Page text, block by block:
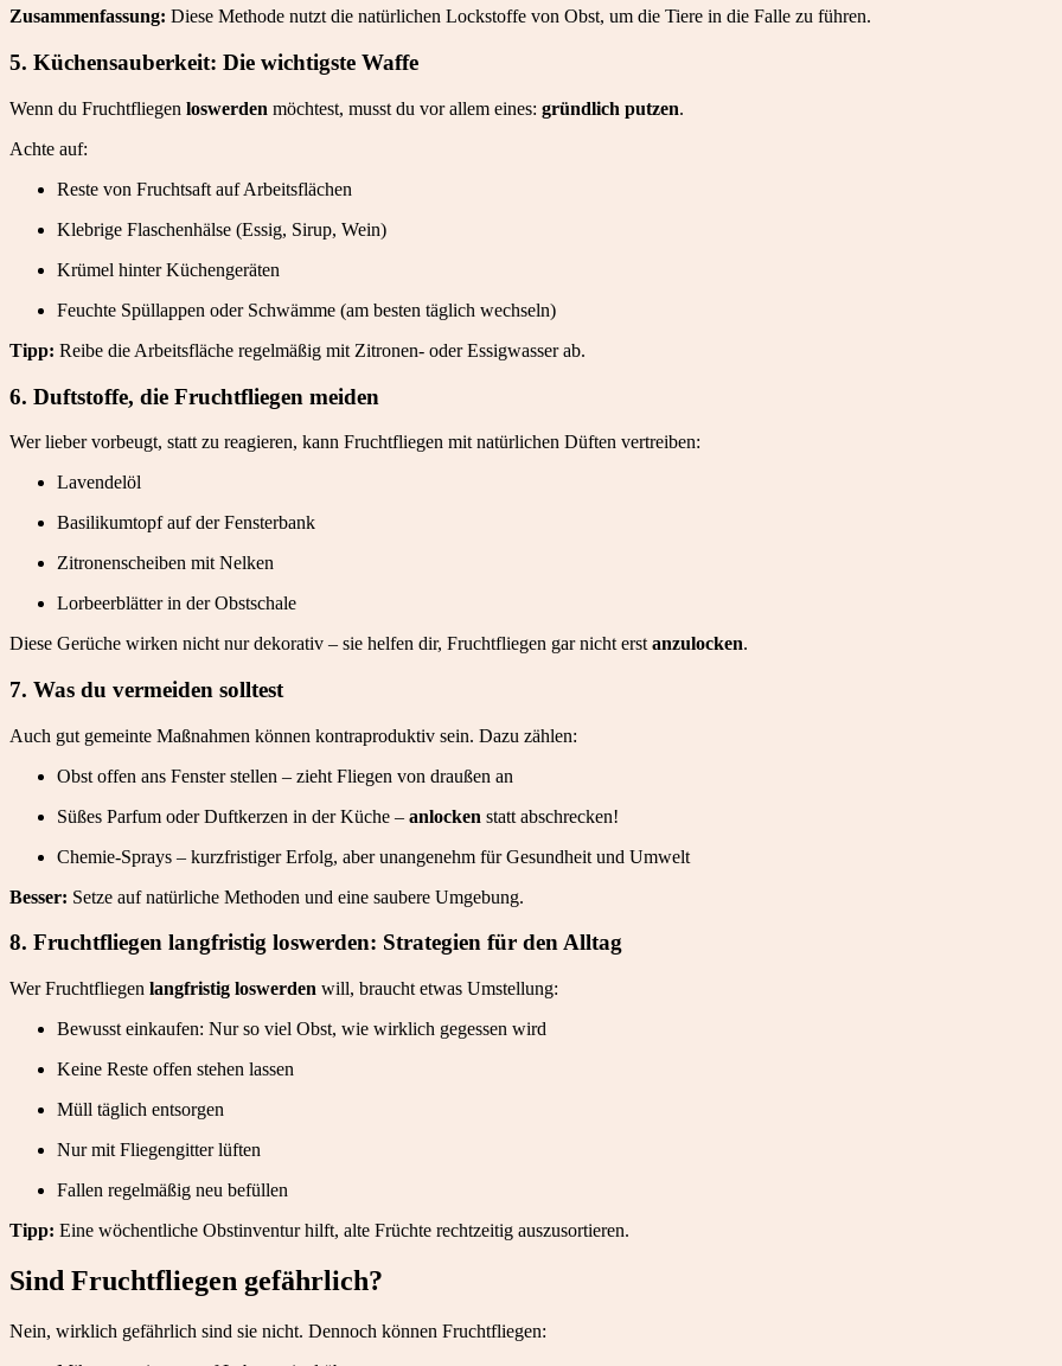
Zusammenfassung: Diese Methode nutzt die natürlichen Lockstoffe von Obst, um die Tiere in die Falle zu führen.
5. Küchensauberkeit: Die wichtigste Waffe
Wenn du Fruchtfliegen loswerden möchtest, musst du vor allem eines: gründlich putzen.
Achte auf:
Reste von Fruchtsaft auf Arbeitsflächen
Klebrige Flaschenhälse (Essig, Sirup, Wein)
Krümel hinter Küchengeräten
Feuchte Spüllappen oder Schwämme (am besten täglich wechseln)
Tipp: Reibe die Arbeitsfläche regelmäßig mit Zitronen- oder Essigwasser ab.
6. Duftstoffe, die Fruchtfliegen meiden
Wer lieber vorbeugt, statt zu reagieren, kann Fruchtfliegen mit natürlichen Düften vertreiben:
Lavendelöl
Basilikumtopf auf der Fensterbank
Zitronenscheiben mit Nelken
Lorbeerblätter in der Obstschale
Diese Gerüche wirken nicht nur dekorativ – sie helfen dir, Fruchtfliegen gar nicht erst anzulocken.
7. Was du vermeiden solltest
Auch gut gemeinte Maßnahmen können kontraproduktiv sein. Dazu zählen:
Obst offen ans Fenster stellen – zieht Fliegen von draußen an
Süßes Parfum oder Duftkerzen in der Küche – anlocken statt abschrecken!
Chemie-Sprays – kurzfristiger Erfolg, aber unangenehm für Gesundheit und Umwelt
Besser: Setze auf natürliche Methoden und eine saubere Umgebung.
8. Fruchtfliegen langfristig loswerden: Strategien für den Alltag
Wer Fruchtfliegen langfristig loswerden will, braucht etwas Umstellung:
Bewusst einkaufen: Nur so viel Obst, wie wirklich gegessen wird
Keine Reste offen stehen lassen
Müll täglich entsorgen
Nur mit Fliegengitter lüften
Fallen regelmäßig neu befüllen
Tipp: Eine wöchentliche Obstinventur hilft, alte Früchte rechtzeitig auszusortieren.
Sind Fruchtfliegen gefährlich?
Nein, wirklich gefährlich sind sie nicht. Dennoch können Fruchtfliegen: